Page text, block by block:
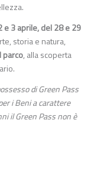
e 3 aprile, del 28 e 29
storia e natura,
parco, alla scoperta
di Green Pass
i Beni a carattere
il Green Pass non è